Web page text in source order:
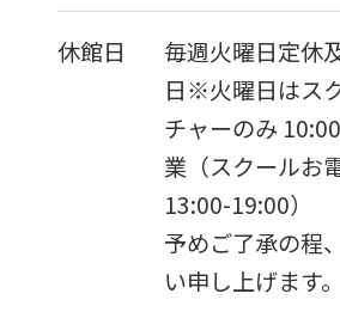
休館日
毎週火曜日定休
日※火曜日はス
チャーのみ
業（スクールお
13:00-19:00）
予めご了承の程
い申し上げます。
For
Sports